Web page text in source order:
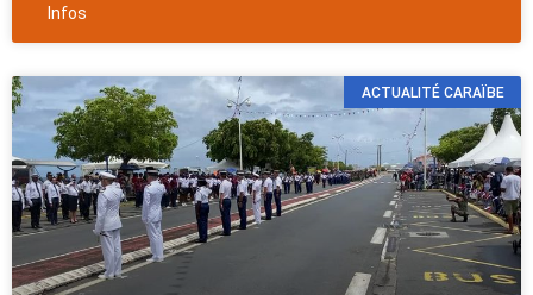
Infos
ACTUALITÉ CARAÏBE